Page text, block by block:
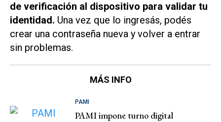
de verificación al dispositivo para validar tu
identidad. Una vez que lo ingresás, podés
crear una contraseña nueva y volver a entrar
sin problemas.
MÁS INFO
PAMI
PAMI impone turno digital